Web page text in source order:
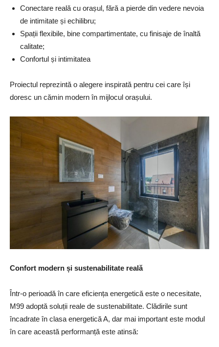
Conectare reală cu orașul, fără a pierde din vedere nevoia
de intimitate și echilibru;
Spații flexibile, bine compartimentate, cu finisaje de înaltă
calitate;
Confortul și intimitatea
Proiectul reprezintă o alegere inspirată pentru cei care își
doresc un cămin modern în mijlocul orașului.
Confort modern și sustenabilitate reală
Într-o perioadă în care eficiența energetică este o necesitate,
M99 adoptă soluții reale de sustenabilitate. Clădirile sunt
încadrate în clasa energetică A, dar mai important este modul
în care această performanță este atinsă: